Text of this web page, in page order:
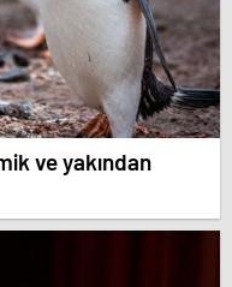
ve yakından